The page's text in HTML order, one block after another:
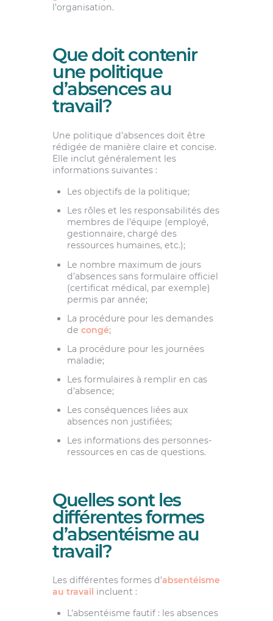
l’organisation.
Que doit contenir
une politique
d’absences au
travail?
Une politique d’absences doit être
rédigée de manière claire et concise.
Elle inclut généralement les
informations suivantes :
Les objectifs de la politique;
Les rôles et les responsabilités des
membres de l’équipe (employé,
gestionnaire, chargé des
ressources humaines, etc.);
Le nombre maximum de jours
d’absences sans formulaire officiel
(certificat médical, par exemple)
permis par année;
La procédure pour les demandes
de congé;
La procédure pour les journées
maladie;
Les formulaires à remplir en cas
d’absence;
Les conséquences liées aux
absences non justifiées;
Les informations des personnes-
ressources en cas de questions.
Quelles sont les
différentes formes
d’absentéisme au
travail?
Les différentes formes d’absentéisme
au travail incluent :
L’absentéisme fautif : les absences